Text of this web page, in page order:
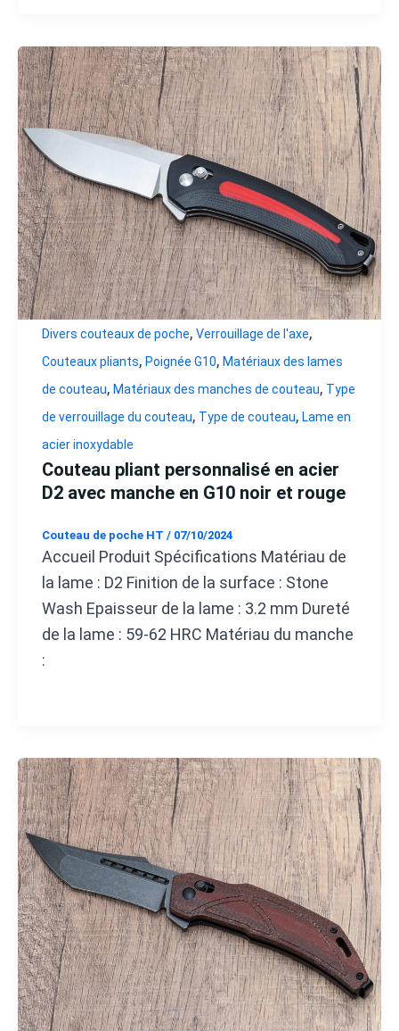
Divers couteaux de poche, Verrouillage de l'axe,
Couteaux pliants, Poignée G10, Matériaux des lames
de couteau, Matériaux des manches de couteau, Type
de verrouillage du couteau, Type de couteau, Lame en
acier inoxydable
Couteau pliant personnalisé en acier
D2 avec manche en G10 noir et rouge
Couteau de poche HT / 07/10/2024
Accueil Produit Spécifications Matériau de
la lame : D2 Finition de la surface : Stone
Wash Epaisseur de la lame : 3.2 mm Dureté
de la lame : 59-62 HRC Matériau du manche
: